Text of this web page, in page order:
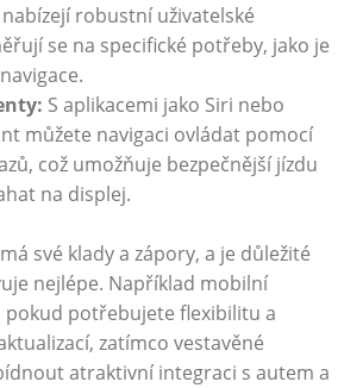
robustní​ uživatelské
se na specifické potřeby, jako je
S aplikacemi jako Siri nebo
můžete navigaci ovládat pomocí
což umožňuje bezpečnější jízdu
na displej.
své klady a ⁣zápory, a je důležité‍
nejlépe. ⁤Například mobilní
⁢pokud potřebujete flexibilitu a
zatímco vestavěné
atraktivní integraci s autem a